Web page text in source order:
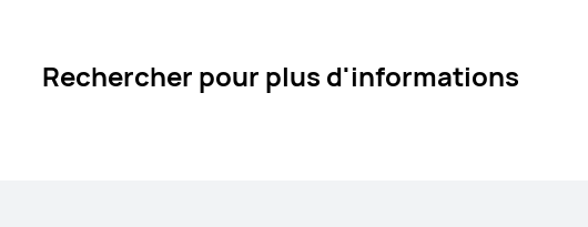
Rechercher pour plus d'informations